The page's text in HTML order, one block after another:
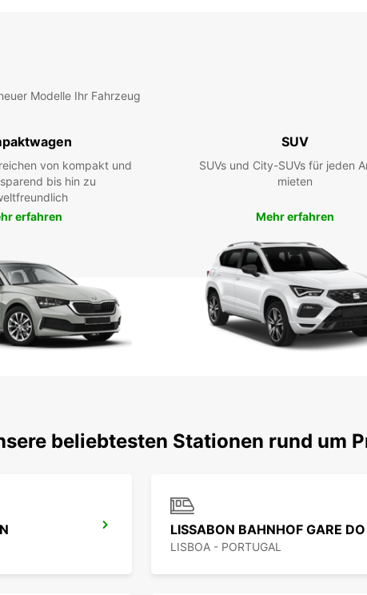
Modelle Ihr Fahrzeug
von kompakt und
bis hin zu
erfahren
SUV
SUVs und City-SUVs für jeden
mieten
Mehr erfahren
beliebtesten Stationen rund um
LISBOA - PORTUGAL